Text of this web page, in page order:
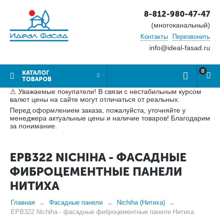
8-812-980-47-47
(многоканальный)
Контакты Перезвонить
info@ideal-fasad.ru
КАТАЛОГ
ТОВАРОВ
0
⚠ Уважаемые покупатели! В связи с нестабильным курсом
валют цены на сайте могут отличаться от реальных.
Перед оформлением заказа, пожалуйста, уточняйте у
менеджера актуальные цены и наличие товаров! Благодарим
за понимание.
EPB322 NICHIHA - ФАСАДНЫЕ
ФИБРОЦЕМЕНТНЫЕ ПАНЕЛИ
НИТИХА
Главная Фасадные панели
Nichiha (Нитиха)
EPB322 Nichiha - фасадные фиброцементные панели Нитиха